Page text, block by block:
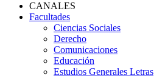
CANALES
Facultades
Ciencias Sociales
Derecho
Comunicaciones
Educación
Estudios Generales Letras